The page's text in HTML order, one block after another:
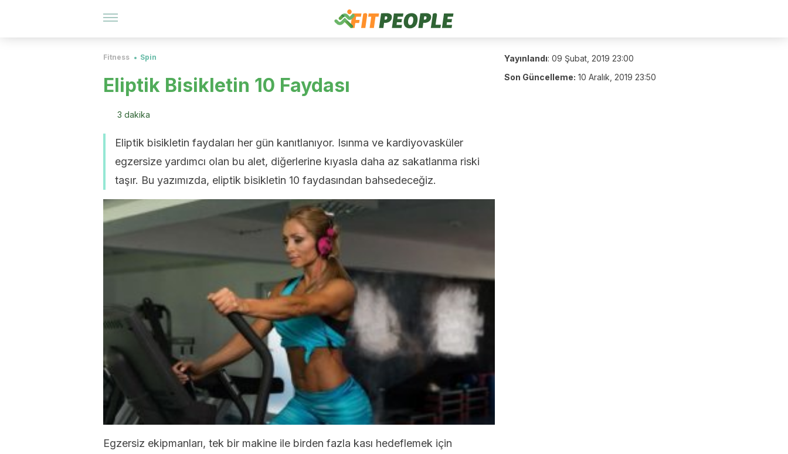
Fitness Spin
Eliptik Bisikletin 10 Faydası
3 dakika
Eliptik bisikletin faydaları her gün kanıtlanıyor. Isınma ve kardiyovasküler
egzersize yardımcı olan bu alet, diğerlerine kıyasla daha az sakatlanma riski
taşır. Bu yazımızda, eliptik bisikletin 10 faydasından bahsedeceğiz.
Egzersiz ekipmanları, tek bir makine ile birden fazla kası hedeflemek için
Yayınlandı: 09 Şubat, 2019 23:00
Son Güncelleme: 10 Aralık, 2019 23:50